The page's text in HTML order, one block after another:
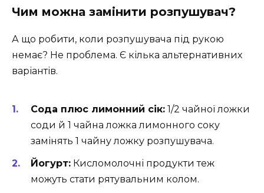
Чим можна замінити розпушувач?
А що робити, коли розпушувача під рукою
немає? Не проблема. Є кілька альтернативних
варіантів.
Сода плюс лимонний сік: 1/2 чайної ложки
соди й 1 чайна ложка лимонного соку
замінять 1 чайну ложку розпушувача.
Йогурт: Кисломолочні продукти теж
можуть стати рятувальним колом.